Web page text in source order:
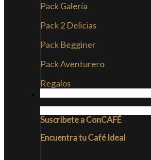
Pack Galería
Pack 2 Delicias
Pack Begginer
Pack Aventurero
Regalos
Suscribete a ConCAFÉ
Encuentra tu Café Ideal